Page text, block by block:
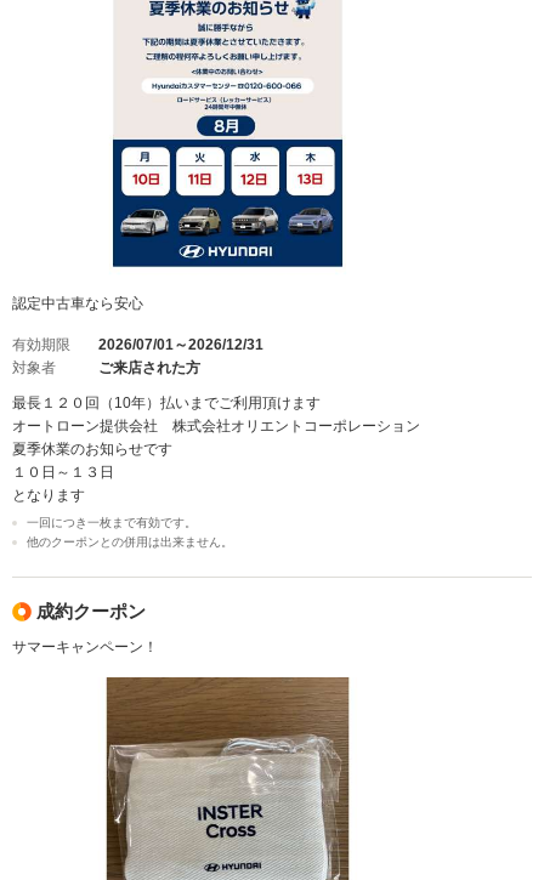
認定中古車なら安心
有効期限
2026/07/01～2026/12/31
対象者
ご来店された方
最長１２０回（10年）払いまでご利用頂けます
オートローン提供会社 株式会社オリエントコーポレーション
夏季休業のお知らせです
１０日～１３日
となります
一回につき一枚まで有効です。
他のクーポンとの併用は出来ません。
成約クーポン
サマーキャンペーン！